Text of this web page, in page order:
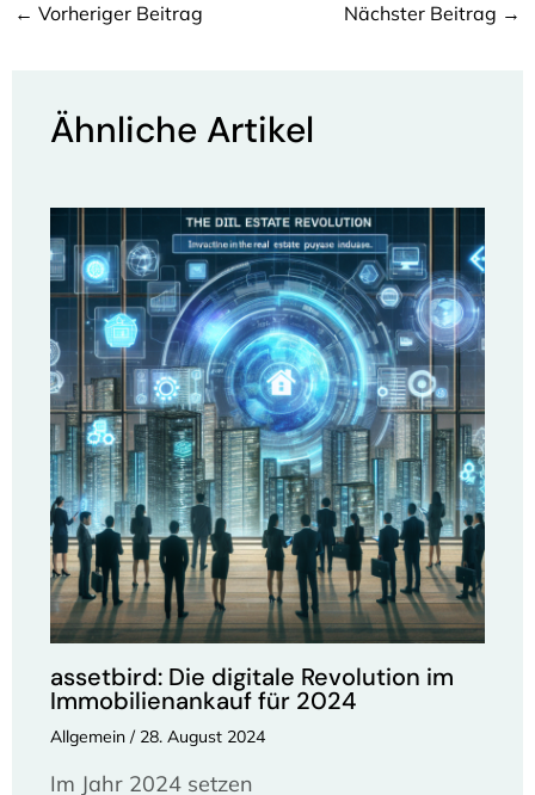
← Vorheriger Beitrag Nächster Beitrag →
Ähnliche Artikel
assetbird: Die digitale Revolution im
Immobilienankauf für 2024
Allgemein/ 28. August 2024
Im Jahr 2024 setzen